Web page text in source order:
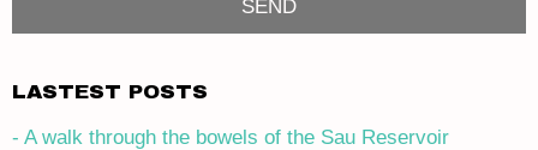
LASTEST POSTS
- A walk through the bowels of the Sau Reservoir